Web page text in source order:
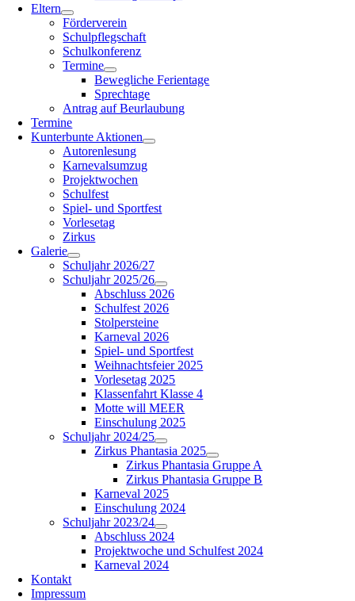
Eltern
Förderverein
Schulpflegschaft
Schulkonferenz
Termine
Bewegliche Ferientage
Sprechtage
Antrag auf Beurlaubung
Termine
Kunterbunte Aktionen
Autorenlesung
Karnevalsumzug
Projektwochen
Schulfest
Spiel- und Sportfest
Vorlesetag
Zirkus
Galerie
Schuljahr 2026/27
Schuljahr 2025/26
Abschluss 2026
Schulfest 2026
Stolpersteine
Karneval 2026
Spiel- und Sportfest
Weihnachtsfeier 2025
Vorlesetag 2025
Klassenfahrt Klasse 4
Motte will MEER
Einschulung 2025
Schuljahr 2024/25
Zirkus Phantasia 2025
Zirkus Phantasia Gruppe A
Zirkus Phantasia Gruppe B
Karneval 2025
Einschulung 2024
Schuljahr 2023/24
Abschluss 2024
Projektwoche und Schulfest 2024
Karneval 2024
Kontakt
Impressum